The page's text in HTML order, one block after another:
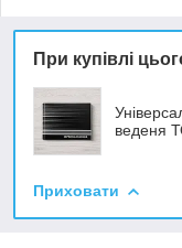
При купівлі
веденя
Приховати